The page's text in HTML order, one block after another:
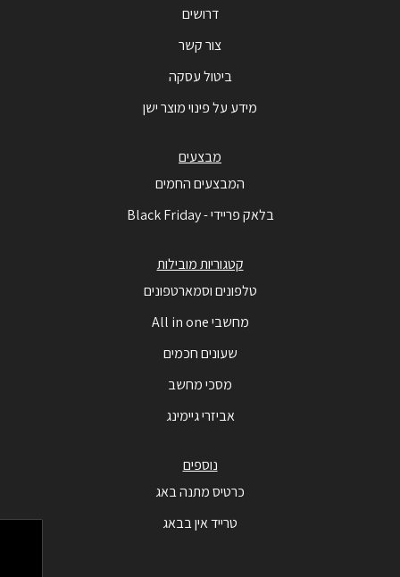
דרושים
צור קשר
ביטול עסקה
מידע על פינוי מוצר ישן
מבצעים
המבצעים החמים
בלאק פריידי - Black Friday
קטגוריות מובילות
טלפונים וסמארטפונים
מחשבי All in one
שעונים חכמים
מסכי מחשב
אביזרי גיימינג
נוספים
כרטיס מתנה באג
טרייד אין בבאג